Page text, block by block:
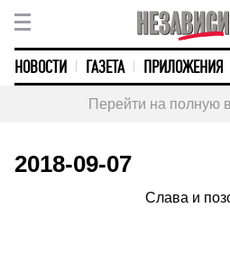
НОВОСТИ ГАЗЕТА ПРИЛОЖЕНИЯ
Перейти на полную
2018-09-07
Слава и